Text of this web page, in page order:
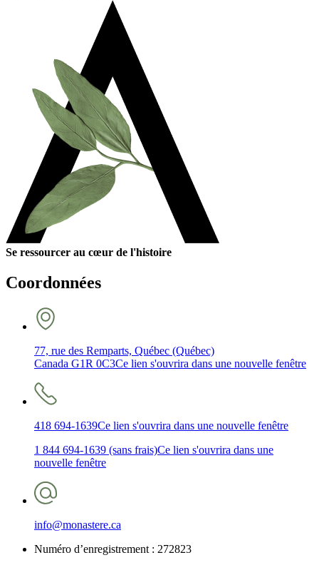
Se ressourcer au cœur de l'histoire
Coordonnées
77, rue des Remparts, Québec (Québec)
Canada G1R 0C3Ce lien s'ouvrira dans une nouvelle fenêtre
418 694-1639Ce lien s'ouvrira dans une nouvelle fenêtre
1 844 694-1639 (sans frais)Ce lien s'ouvrira dans une
nouvelle fenêtre
info@monastere.ca
Numéro d’enregistrement : 272823